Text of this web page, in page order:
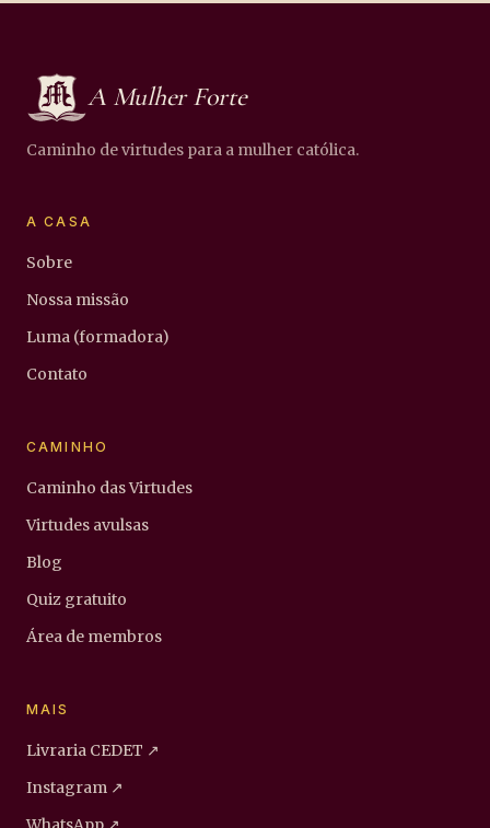
A Mulher Forte
Caminho de virtudes para a mulher católica.
A CASA
Sobre
Nossa missão
Luma (formadora)
Contato
CAMINHO
Caminho das Virtudes
Virtudes avulsas
Blog
Quiz gratuito
Área de membros
MAIS
Livraria CEDET ↗
Instagram ↗